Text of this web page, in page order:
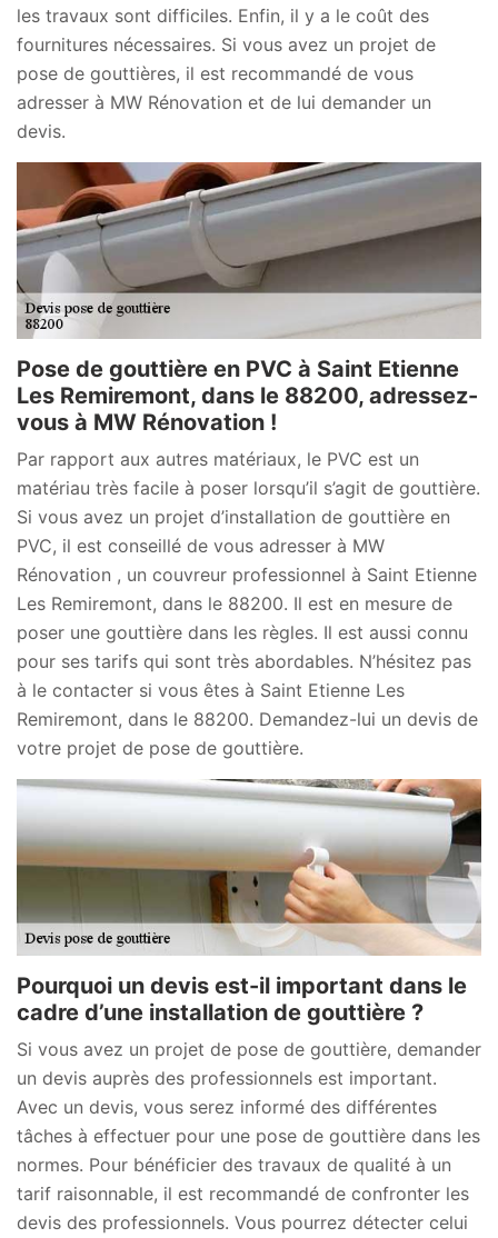
les travaux sont difficiles. Enfin, il y a le coût des
fournitures nécessaires. Si vous avez un projet de
pose de gouttières, il est recommandé de vous
adresser à MW Rénovation et de lui demander un
devis.
Pose de gouttière en PVC à Saint Etienne
Les Remiremont, dans le 88200, adressez-
vous à MW Rénovation !
Par rapport aux autres matériaux, le PVC est un
matériau très facile à poser lorsqu’il s’agit de gouttière.
Si vous avez un projet d’installation de gouttière en
PVC, il est conseillé de vous adresser à MW
Rénovation , un couvreur professionnel à Saint Etienne
Les Remiremont, dans le 88200. Il est en mesure de
poser une gouttière dans les règles. Il est aussi connu
pour ses tarifs qui sont très abordables. N’hésitez pas
à le contacter si vous êtes à Saint Etienne Les
Remiremont, dans le 88200. Demandez-lui un devis de
votre projet de pose de gouttière.
Pourquoi un devis est-il important dans le
cadre d’une installation de gouttière ?
Si vous avez un projet de pose de gouttière, demander
un devis auprès des professionnels est important.
Avec un devis, vous serez informé des différentes
tâches à effectuer pour une pose de gouttière dans les
normes. Pour bénéficier des travaux de qualité à un
tarif raisonnable, il est recommandé de confronter les
devis des professionnels. Vous pourrez détecter celui